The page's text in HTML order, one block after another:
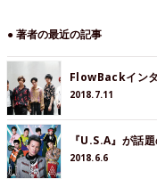
● 著者の最近の記事
FlowBackイン
2018.7.11
『U.S.A』が話
2018.6.6